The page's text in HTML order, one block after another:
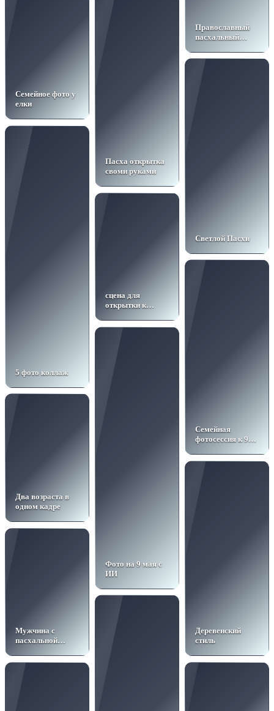
Православный
пасхальный
Семейное фото у
елки
Пасха открытка
своми руками
Светлой Пасхи
5 фото коллаж
сцена для
открытки к
воскресенью
Семейная
фотосессия к 9
промпт
Фото на 9 мая с
ИИ
Два возраста в
одном кадре
Деревенский
стиль
Мужчина с
пасхальной